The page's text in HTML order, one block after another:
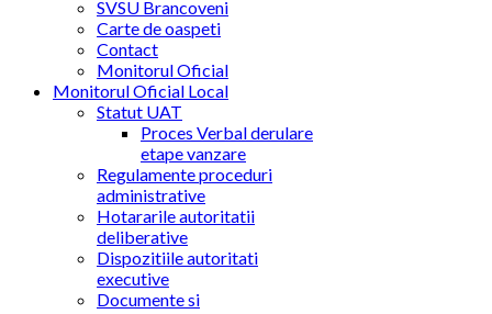
SVSU Brancoveni
Carte de oaspeti
Contact
Monitorul Oficial
Monitorul Oficial Local
Statut UAT
Proces Verbal derulare
etape vanzare
Regulamente proceduri
administrative
Hotararile autoritatii
deliberative
Dispozitiile autoritati
executive
Documente si